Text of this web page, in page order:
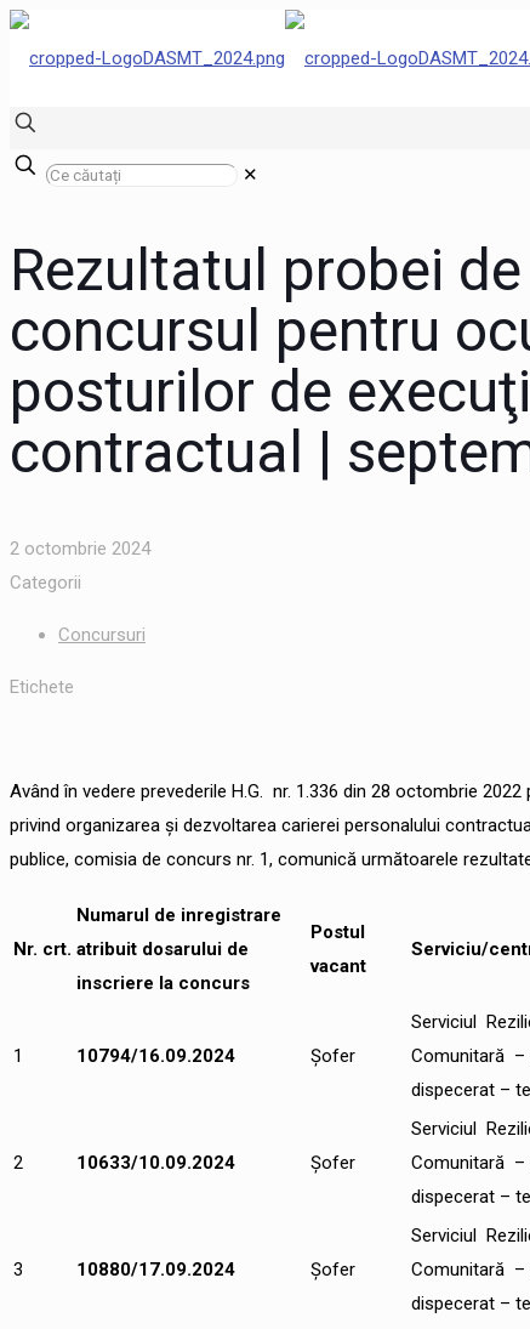
✕
Rezultatul probei
concursul pentru
posturilor de
contractual |
2 octombrie 2024
Categorii
Concursuri
Etichete
Având în vedere prevederile H.G. nr. 1.336 din 28 octombrie
privind organizarea şi dezvoltarea carierei personalului
publice, comisia de concurs nr. 1, comunică următoarele
Nr. crt.
Numarul de inregistrare
atribuit dosarului de
inscriere la concurs
Postul
vacant
Serviciu/
1 10794/16.09.2024 Șofer
Serviciul
Comunitară –
dispecerat –
2 10633/10.09.2024 Șofer
Serviciul
Comunitară –
dispecerat –
3 10880/17.09.2024 Șofer
Serviciul
Comunitară –
dispecerat –